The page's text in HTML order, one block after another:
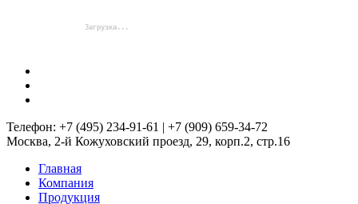
Телефон: +7 (495) 234-91-61 | +7 (909) 659-34-72
Москва, 2-й Кожуховский проезд, 29, корп.2, стр.16
Главная
Компания
Продукция